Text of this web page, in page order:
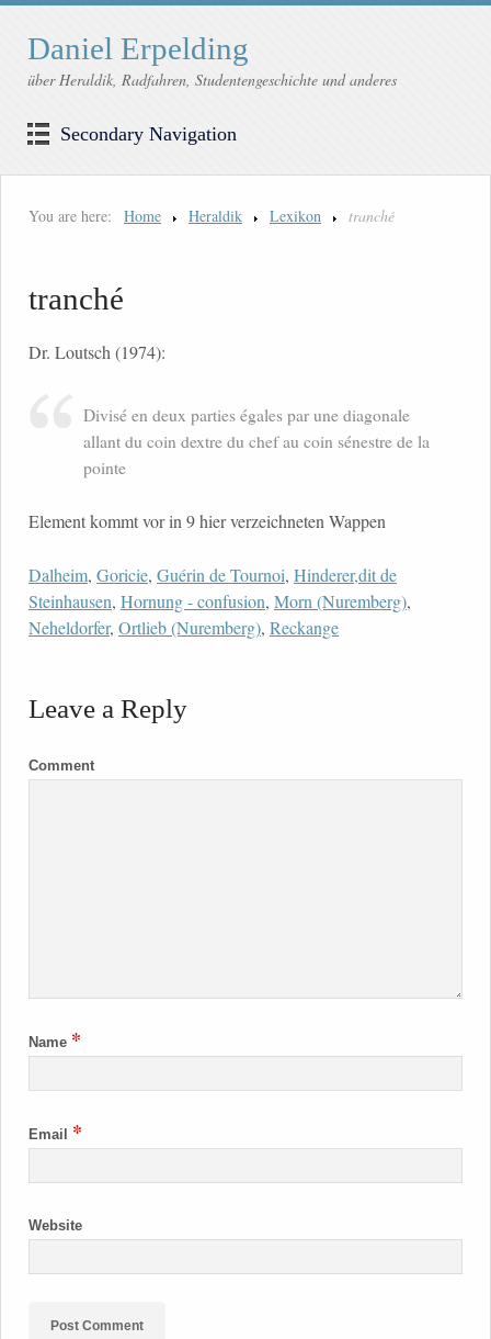
Daniel Erpelding
über Heraldik, Radfahren, Studentengeschichte und anderes
Secondary Navigation
You are here: Home Heraldik Lexikon tranché
tranché
Dr. Loutsch (1974):
Divisé en deux parties égales par une diagonale
allant du coin dextre du chef au coin sénestre de la
pointe
Element kommt vor in 9 hier verzeichneten Wappen
Dalheim, Goricie, Guérin de Tournoi, Hinderer,dit de
Steinhausen, Hornung - confusion, Morn (Nuremberg),
Neheldorfer, Ortlieb (Nuremberg), Reckange
Leave a Reply
Comment
Name *
Email *
Website